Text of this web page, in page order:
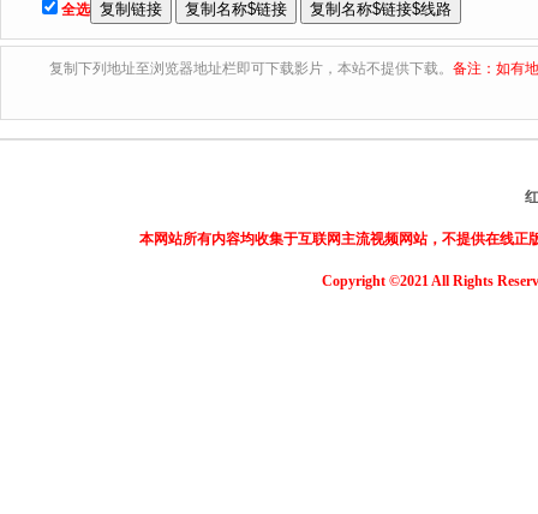
全选
复制下列地址至浏览器地址栏即可下载影片，本站不提供下载。 备注：如有
本网站所有内容均收集于互联网主流视频网站，不提供在线
Copyright ©2021 All Rights